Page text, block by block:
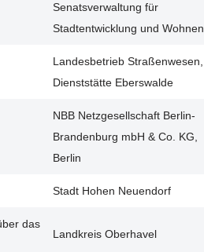
Senatsverwaltung für
Stadtentwicklung und Wohnen
Landesbetrieb Straßenwesen,
Dienststätte Eberswalde
NBB Netzgesellschaft Berlin-
Brandenburg mbH & Co. KG,
Berlin
Stadt Hohen Neuendorf
das
Landkreis Oberhavel